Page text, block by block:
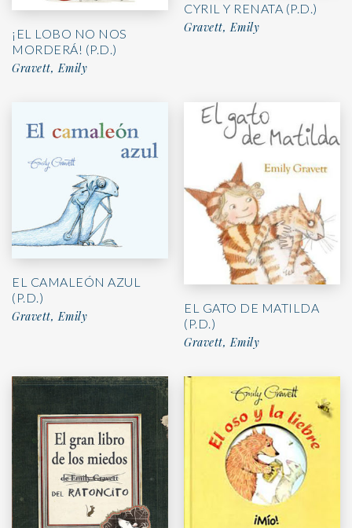
¡EL LOBO NO NOS
MORDERÁ! (P.D.)
Gravett, Emily
CYRIL Y RENATA (P.D.)
Gravett, Emily
EL CAMALEÓN AZUL
(P.D.)
Gravett, Emily
EL GATO DE MATILDA
(P.D.)
Gravett, Emily